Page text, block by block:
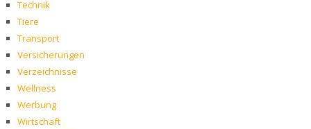
Technik
Tiere
Transport
Versicherungen
Verzeichnisse
Wellness
Werbung
Wirtschaft